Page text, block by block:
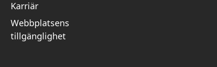
Karriär
Webbplatsens
tillgänglighet